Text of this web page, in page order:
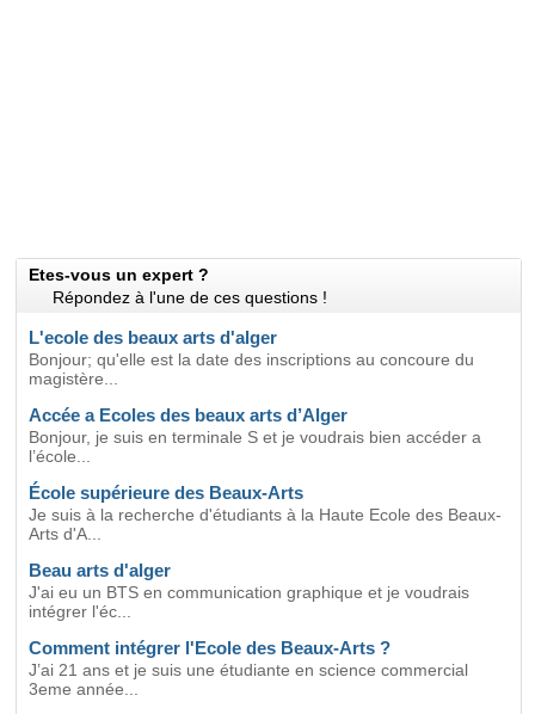
Etes-vous un expert ?
Répondez à l'une de ces questions !
L'ecole des beaux arts d'alger
Bonjour; qu'elle est la date des inscriptions au concoure du
magistère...
Accée a Ecoles des beaux arts d’Alger
Bonjour, je suis en terminale S et je voudrais bien accéder a
l’école...
École supérieure des Beaux-Arts
Je suis à la recherche d'étudiants à la Haute Ecole des Beaux-
Arts d'A...
Beau arts d'alger
J'ai eu un BTS en communication graphique et je voudrais
intégrer l'éc...
Comment intégrer l'Ecole des Beaux-Arts ?
J’ai 21 ans et je suis une étudiante en science commercial
3eme année...